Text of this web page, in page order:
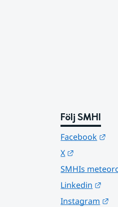
Följ SMHI
Facebook
X
SMHIs
Linkedin
Instagram